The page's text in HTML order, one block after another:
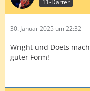
11-Darter
30. Januar 2025 um 22:32
Wright und Doets
guter Form!